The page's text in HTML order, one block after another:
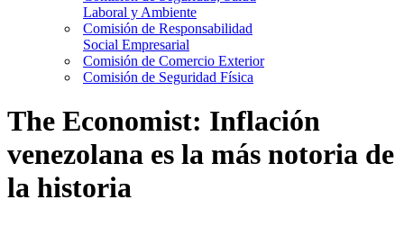
Laboral y Ambiente
Comisión de Responsabilidad
Social Empresarial
Comisión de Comercio Exterior
Comisión de Seguridad Física
The Economist: Inflación
venezolana es la más notoria de
la historia